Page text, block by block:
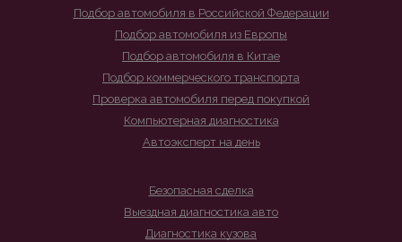
Подбор автомобиля в Российской Федерации
Подбор автомобиля из Европы
Подбор автомобиля в Китае
Подбор коммерческого транспорта
Проверка автомобиля перед покупкой
Компьютерная диагностика
Автоэксперт на день
Безопасная сделка
Выездная диагностика авто
Диагностика кузова